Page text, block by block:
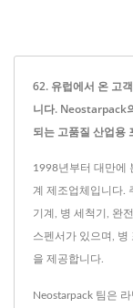
62. 유럽에서 온 고
니다. Neostarpack
되는 고품질 산업
1998년부터 대만에
계 제조업체입니다.
기계, 병 세척기, 완
스펜서가 있으며, 병
을 제공합니다.
Neostarpack 팀은